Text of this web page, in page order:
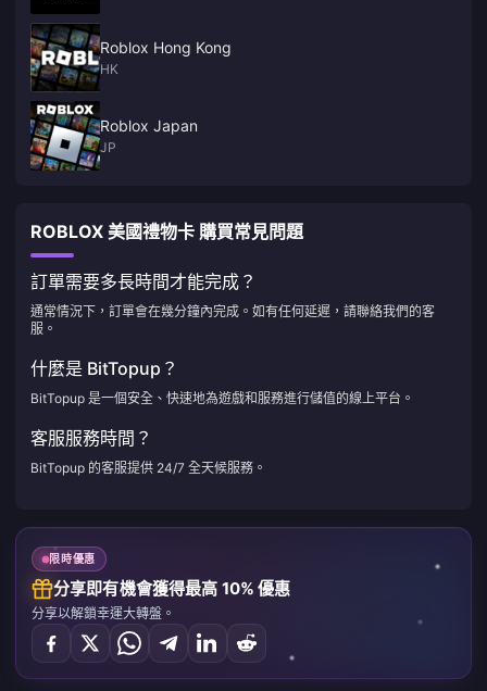
Roblox Hong Kong
HK
Roblox Japan
JP
ROBLOX 美國禮物卡 購買常見問題
訂單需要多長時間才能完成？
通常情況下，訂單會在幾分鐘內完成。如有任何延遲，請聯絡我們的客
服。
什麼是 BitTopup？
BitTopup 是一個安全、快速地為遊戲和服務進行儲值的線上平台。
客服服務時間？
BitTopup 的客服提供 24/7 全天候服務。
限時優惠
分享即有機會獲得最高 10% 優惠
分享以解鎖幸運大轉盤。